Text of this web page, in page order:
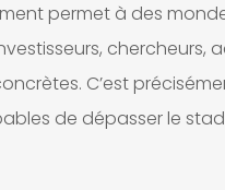
permet à des
chercheurs,
C’est
de dépasser le